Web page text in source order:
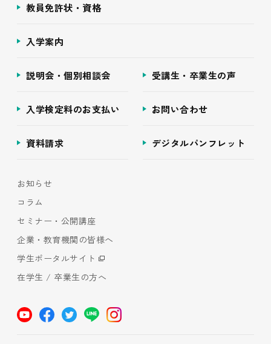
教員免許状・資格
入学案内
説明会・個別相談会 受講生・卒業生の声
入学検定料のお支払い お問い合わせ
資料請求 デジタルパンフレット
お知らせ
コラム
セミナー・公開講座
企業・教育機関の皆様へ
学生ポータルサイト
在学生 / 卒業生の方へ